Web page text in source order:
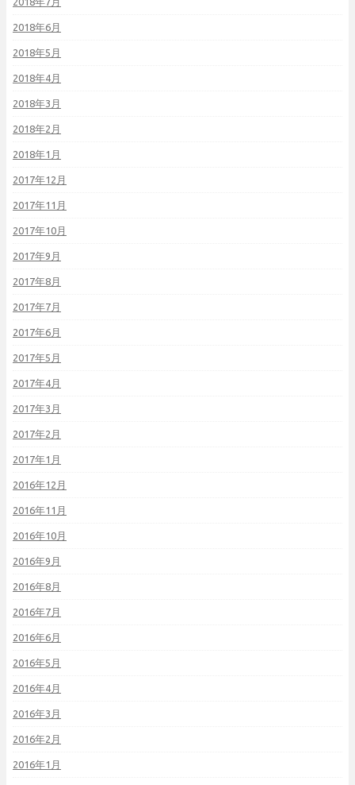
2018年6月
2018年5月
2018年4月
2018年3月
2018年2月
2018年1月
2017年12月
2017年11月
2017年10月
2017年9月
2017年8月
2017年7月
2017年6月
2017年5月
2017年4月
2017年3月
2017年2月
2017年1月
2016年12月
2016年11月
2016年10月
2016年9月
2016年8月
2016年7月
2016年6月
2016年5月
2016年4月
2016年3月
2016年2月
2016年1月